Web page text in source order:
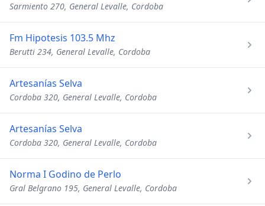
Sarmiento 270, General Levalle, Cordoba
Fm Hipotesis 103.5 Mhz
Berutti 234, General Levalle, Cordoba
Artesanías Selva
Cordoba 320, General Levalle, Cordoba
Artesanías Selva
Cordoba 320, General Levalle, Cordoba
Norma I Godino de Perlo
Gral Belgrano 195, General Levalle, Cordoba